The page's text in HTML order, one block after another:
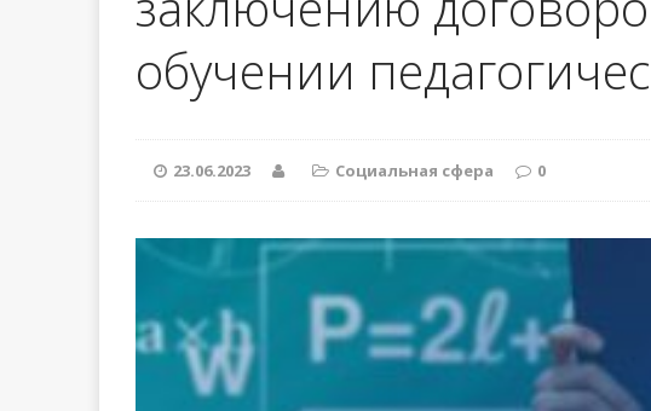
обучении
23.06.2023 Социальная сфера 0